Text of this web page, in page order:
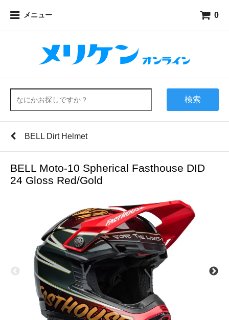
メニュー 0
検索
BELL Dirt Helmet
BELL Moto-10 Spherical Fasthouse DID
24 Gloss Red/Gold